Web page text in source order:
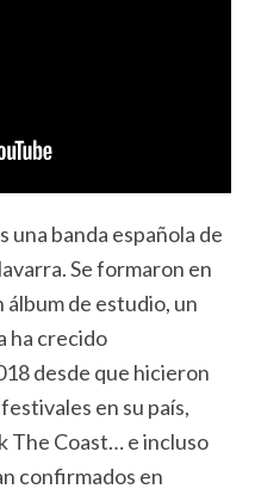
una banda española de
Se formaron en
de estudio, un
ha crecido
desde que hicieron
en su país,
The Coast… e incluso
confirmados en